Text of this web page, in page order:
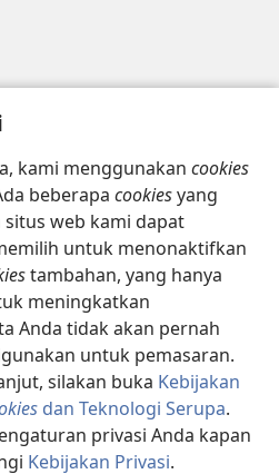
kami menggunakan cookies
beberapa cookiesyang
web kami dapat
untuk menonaktifkan
tambahan, yang hanya
meningkatkan
Anda tidak akan pernah
untuk pemasaran.
silakan buka Kebijakan
dan Teknologi Serupa.
privasi Anda kapan
Kebijakan Privasi.
Menara Pengawal
and Tract Society of Pennsylvania.